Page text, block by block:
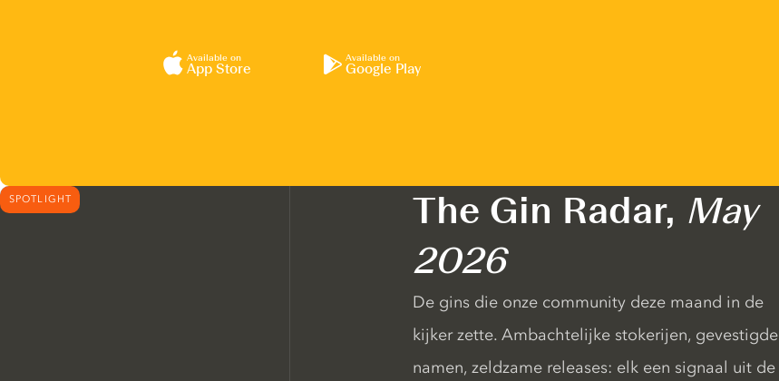
Available on
App Store
Available on
Google Play
SPOTLIGHT The Gin Radar, May
2026
De gins die onze community deze maand in de
kijker zette. Ambachtelijke stokerijen, gevestigde
namen, zeldzame releases: elk een signaal uit de